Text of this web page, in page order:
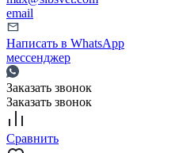
email
Написать в WhatsApp
мессенджер
Заказать звонок
Заказать звонок
Сравнить